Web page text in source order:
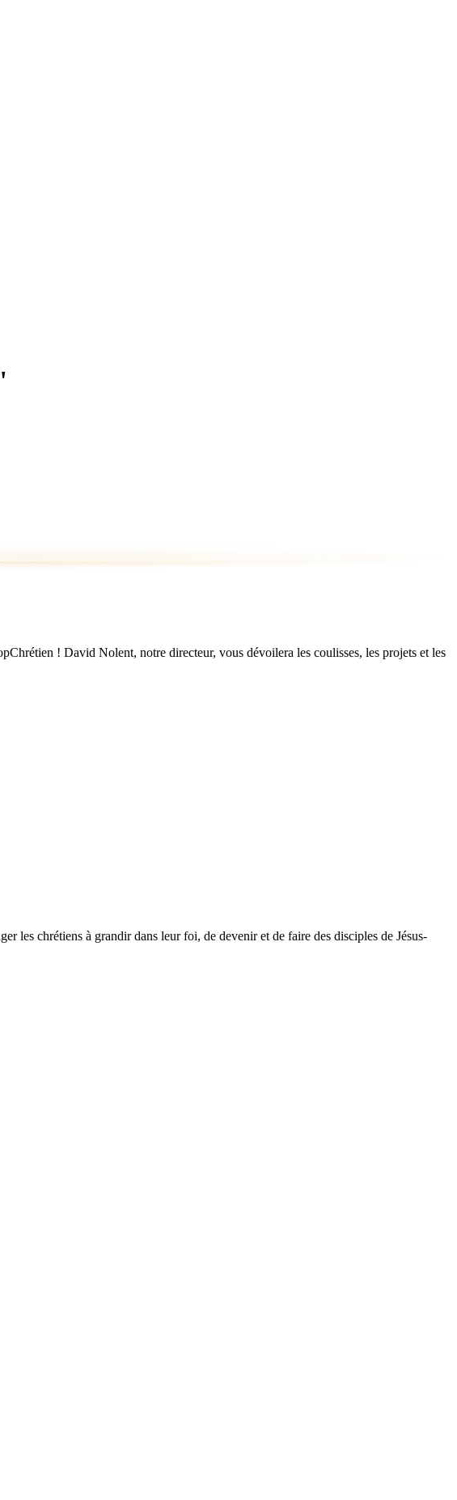
! David Nolent, notre directeur, vous dévoilera les coulisses, les projets et les
les chrétiens à grandir dans leur foi, de devenir et de faire des disciples de Jésus-